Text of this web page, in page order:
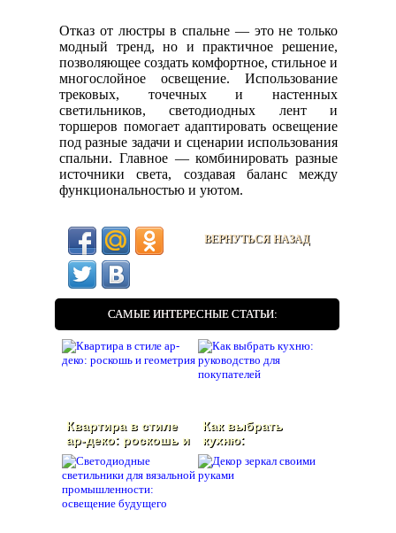
Отказ от люстры в спальне — это не только
модный тренд, но и практичное решение,
позволяющее создать комфортное, стильное и
многослойное освещение. Использование
трековых, точечных и настенных
светильников, светодиодных лент и
торшеров помогает адаптировать освещение
под разные задачи и сценарии использования
спальни. Главное — комбинировать разные
источники света, создавая баланс между
функциональностью и уютом.
ВЕРНУТЬСЯ НАЗАД
САМЫЕ ИНТЕРЕСНЫЕ СТАТЬИ:
Квартира в стиле
ар-деко: роскошь и
геометрия
Как выбрать
кухню:
руководство для
покупателей